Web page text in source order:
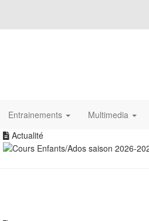
Entrainements Multimedia
Actualité